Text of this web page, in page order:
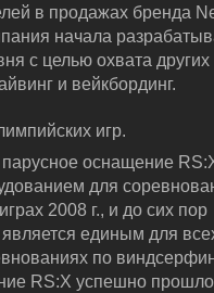
в продажах бренда
начала
с целью охвата
и вейкбординг.
игр.
оснащение
для
2008 г., и до сих пор
единым для
по
RS:X успешно прошло